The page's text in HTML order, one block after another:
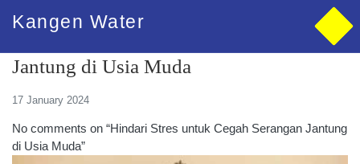
Kangen Water
Hindari Stres untuk Cegah Serangan
Jantung di Usia Muda
17 January 2024
No comments on “Hindari Stres untuk Cegah Serangan Jantung
di Usia Muda”